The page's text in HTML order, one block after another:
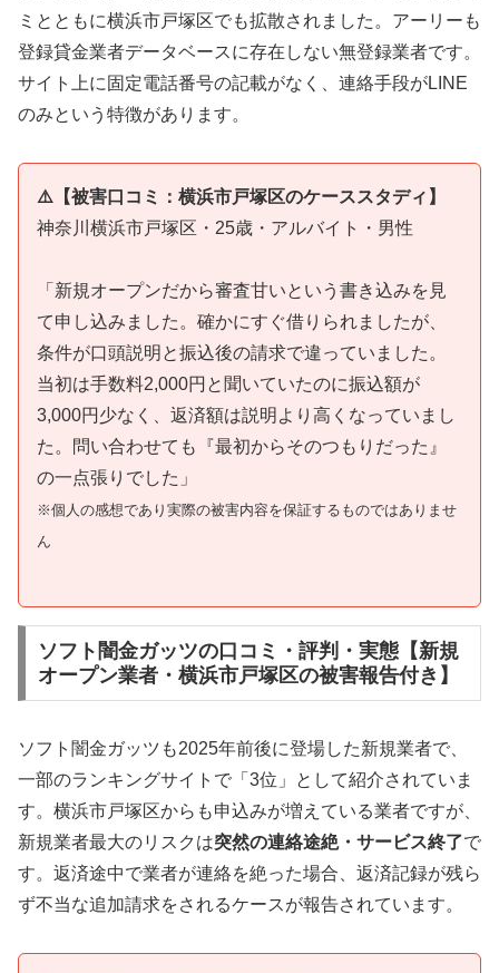
ミとともに横浜市戸塚区でも拡散されました。アーリーも
登録貸金業者データベースに存在しない無登録業者です。
サイト上に固定電話番号の記載がなく、連絡手段がLINE
のみという特徴があります。
⚠️【被害口コミ：横浜市戸塚区のケーススタディ】
神奈川横浜市戸塚区・25歳・アルバイト・男性
「新規オープンだから審査甘いという書き込みを見
て申し込みました。確かにすぐ借りられましたが、
条件が口頭説明と振込後の請求で違っていました。
当初は手数料2,000円と聞いていたのに振込額が
3,000円少なく、返済額は説明より高くなっていまし
た。問い合わせても『最初からそのつもりだった』
の一点張りでした」
※個人の感想であり実際の被害内容を保証するものではありませ
ん
ソフト闇金ガッツの口コミ・評判・実態【新規
オープン業者・横浜市戸塚区の被害報告付き】
ソフト闇金ガッツも2025年前後に登場した新規業者で、
一部のランキングサイトで「3位」として紹介されていま
す。横浜市戸塚区からも申込みが増えている業者ですが、
新規業者最大のリスクは突然の連絡途絶・サービス終了で
す。返済途中で業者が連絡を絶った場合、返済記録が残ら
ず不当な追加請求をされるケースが報告されています。